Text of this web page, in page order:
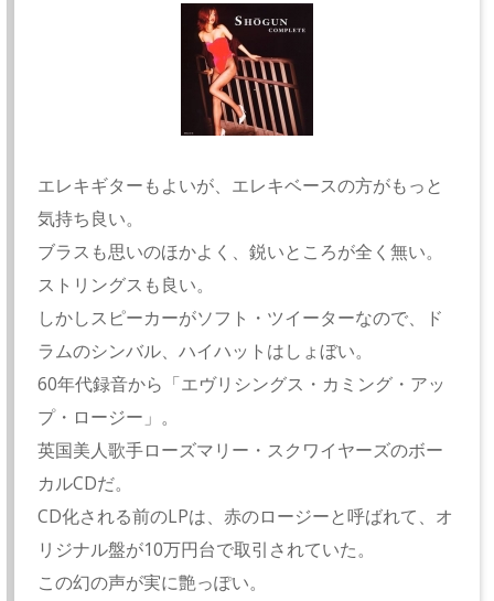
エレキギターもよいが、エレキベースの方がもっと
気持ち良い。
ブラスも思いのほかよく、鋭いところが全く無い。
ストリングスも良い。
しかしスピーカーがソフト・ツイーターなので、ド
ラムのシンバル、ハイハットはしょぼい。
60年代録音から「エヴリシングス・カミング・アッ
プ・ロージー」。
英国美人歌手ローズマリー・スクワイヤーズのボー
カルCDだ。
CD化される前のLPは、赤のロージーと呼ばれて、オ
リジナル盤が10万円台で取引されていた。
この幻の声が実に艶っぽい。